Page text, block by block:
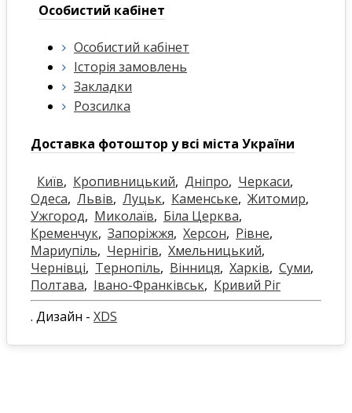
Особистий кабінет
Особистий кабінет
Історія замовлень
Закладки
Розсилка
Доставка фотоштор у всі міста України
Київ, Кропивницький, Дніпро, Черкаси,
Одеса, Львів, Луцьк, Каменське, Житомир,
Ужгород, Миколаїв, Біла Церква,
Кременчук, Запоріжжя, Херсон, Рівне,
Мариупіль, Чернігів, Хмельницький,
Чернівці, Тернопіль, Вінниця, Харків, Суми,
Полтава, Івано-Франківськ, Кривий Ріг
. Дизайн - XDS